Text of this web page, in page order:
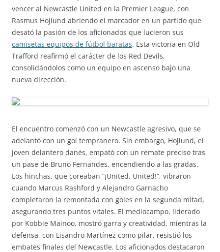
vencer al Newcastle United en la Premier League, con
Rasmus Hojlund abriendo el marcador en un partido que
desató la pasión de los aficionados que lucieron sus
camisetas equipos de fútbol baratas. Esta victoria en Old
Trafford reafirmó el carácter de los Red Devils,
consolidándolos como un equipo en ascenso bajo una
nueva dirección.
El encuentro comenzó con un Newcastle agresivo, que se
adelantó con un gol tempranero. Sin embargo, Hojlund, el
joven delantero danés, empató con un remate preciso tras
un pase de Bruno Fernandes, encendiendo a las gradas.
Los hinchas, que coreaban “¡United, United!”, vibraron
cuando Marcus Rashford y Alejandro Garnacho
completaron la remontada con goles en la segunda mitad,
asegurando tres puntos vitales. El mediocampo, liderado
por Kobbie Mainoo, mostró garra y creatividad, mientras la
defensa, con Lisandro Martínez como pilar, resistió los
embates finales del Newcastle. Los aficionados destacaron